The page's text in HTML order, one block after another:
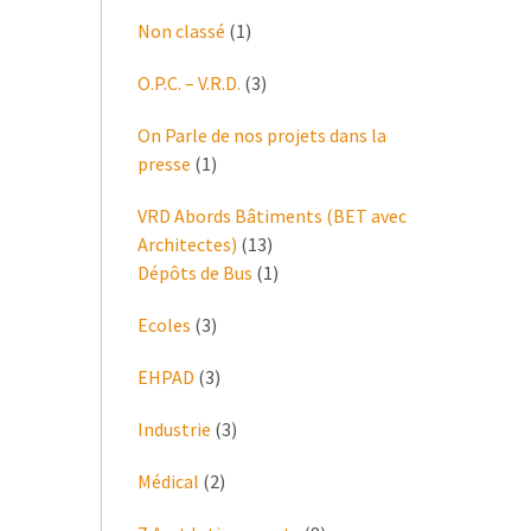
Non classé (1)
O.P.C. – V.R.D. (3)
On Parle de nos projets dans la
presse (1)
VRD Abords Bâtiments (BET avec
Architectes) (13)
Dépôts de Bus (1)
Ecoles (3)
EHPAD (3)
Industrie (3)
Médical (2)